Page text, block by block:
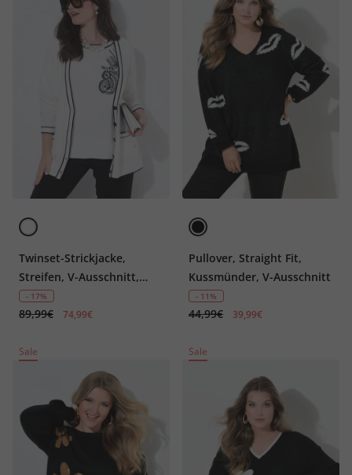
Twinset-Strickjacke,
Streifen, V-Ausschnitt,
Langarm
- 17%
89,99€ 74,99€
Pullover, Straight Fit,
Kussmünder, V-Ausschnitt
- 11%
44,99€ 39,99€
Sale Sale